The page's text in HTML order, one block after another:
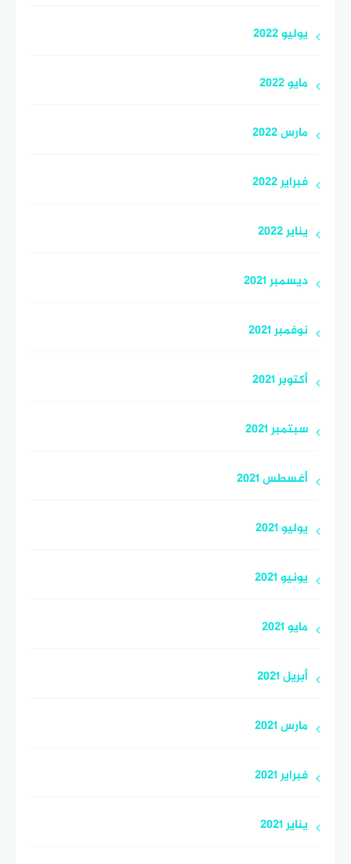
يوليو 2022
مايو 2022
مارس 2022
فبراير 2022
يناير 2022
ديسمبر 2021
نوفمبر 2021
أكتوبر 2021
سبتمبر 2021
أغسطس 2021
يوليو 2021
يونيو 2021
مايو 2021
أبريل 2021
مارس 2021
فبراير 2021
يناير 2021